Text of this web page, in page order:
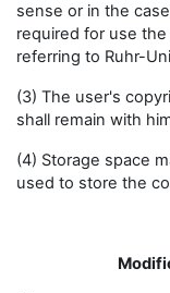
sense or in the
required for use
referring to Ruhr-
(3) The user's
shall remain with
(4) Storage space
used to store the